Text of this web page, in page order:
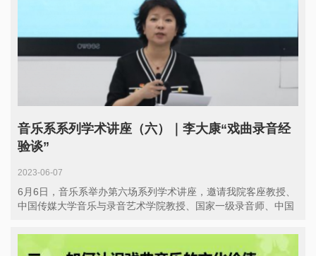
音乐系系列学术讲座（六）｜李大康“戏曲录音经
验谈”
2023-06-07
6月6日，音乐系举办第六场系列学术讲座，邀请我院客座教授、
中国传媒大学音乐与录音艺术学院教授、国家一级录音师、中国